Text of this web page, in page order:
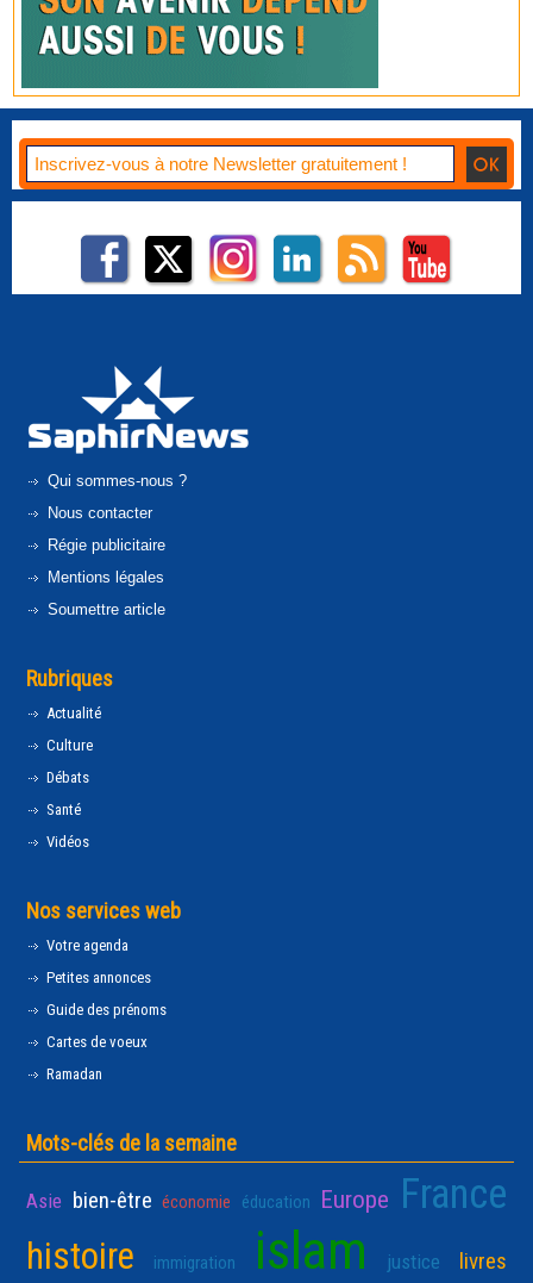
Qui sommes-nous ?
Nous contacter
Régie publicitaire
Mentions légales
Soumettre article
Rubriques
Actualité
Culture
Débats
Santé
Vidéos
Nos services web
Votre agenda
Petites annonces
Guide des prénoms
Cartes de voeux
Ramadan
Mots-clés de la semaine
Asie bien-être économie éducation Europe France
histoire immigration islam justice livres